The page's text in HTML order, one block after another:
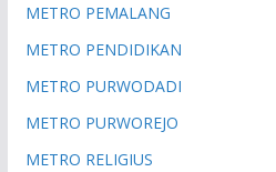
METRO PEMALANG
METRO PENDIDIKAN
METRO PURWODADI
METRO PURWOREJO
METRO RELIGIUS